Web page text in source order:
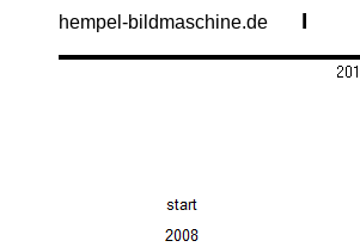
hempel-bildmaschine.de I